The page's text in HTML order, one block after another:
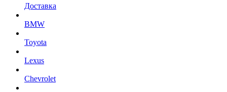
Доставка
BMW
Toyota
Lexus
Chevrolet